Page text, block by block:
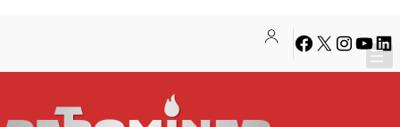
konten
content
Facebook
X Instagram